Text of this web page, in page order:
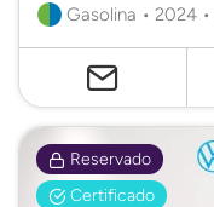
Gasolina • 2024
Reservado
Certificado